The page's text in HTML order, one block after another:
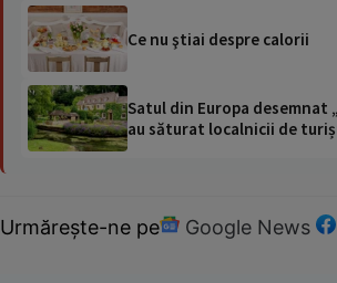
Ce nu ştiai despre calorii
Satul din Europa desemnat
au săturat localnicii de
Urmărește-ne pe Google News